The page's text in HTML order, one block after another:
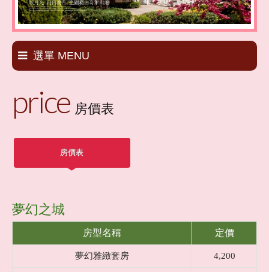
選單 MENU
夢幻風情
price 房價表
房價表
夢幻之城
房型名稱 定價
夢幻雅緻套房 4,200